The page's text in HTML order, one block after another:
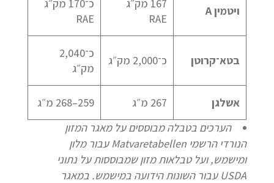
ויטמיןA
167 מק״ג
RAE
כ־170 מק״ג
RAE
בטא־קרוטן כ־2,000 מק״ג
כ־2,040
מק״ג
אשלגן 267 מ״ג
259–268 מ״ג
הערכים בטבלה מבוססים על מאגר המזון
הנורדי הרשמי Matvaretabellen עבור מלון
ומישמש, ועל טבלאות מזון שמבוססות על נתוני
USDA עבור השונות הידועה במישמש. במאגר